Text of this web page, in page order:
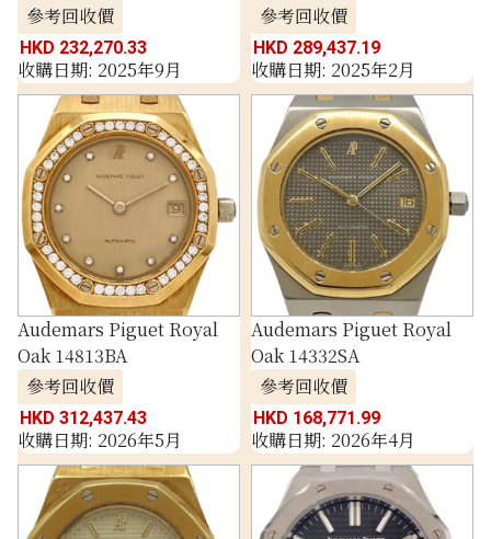
參考回收價
HKD 232,270.33
收購日期: 2025年9月
參考回收價
HKD 289,437.19
收購日期: 2025年2月
Audemars Piguet Royal
Oak 14813BA
參考回收價
HKD 312,437.43
收購日期: 2026年5月
Audemars Piguet Royal
Oak 14332SA
參考回收價
HKD 168,771.99
收購日期: 2026年4月